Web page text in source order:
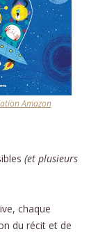
Amazon
(et plusieurs
chaque
du récit et de